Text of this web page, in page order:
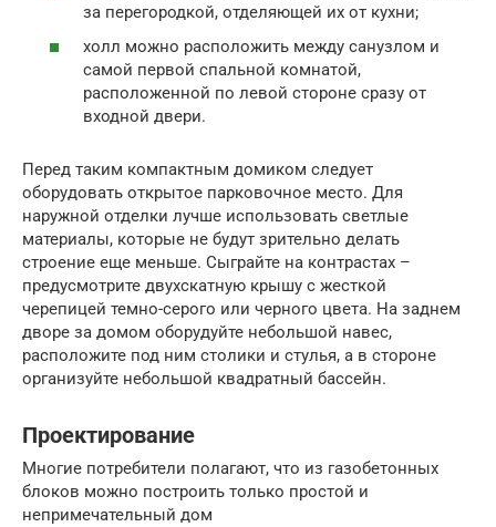
за перегородкой, отделяющей их от кухни;
холл можно расположить между санузлом и
самой первой спальной комнатой,
расположенной по левой стороне сразу от
входной двери.
Перед таким компактным домиком следует
оборудовать открытое парковочное место. Для
наружной отделки лучше использовать светлые
материалы, которые не будут зрительно делать
строение еще меньше. Сыграйте на контрастах –
предусмотрите двухскатную крышу с жесткой
черепицей темно-серого или черного цвета. На заднем
дворе за домом оборудуйте небольшой навес,
расположите под ним столики и стулья, а в стороне
организуйте небольшой квадратный бассейн.
Проектирование
Многие потребители полагают, что из газобетонных
блоков можно построить только простой и
непримечательный дом